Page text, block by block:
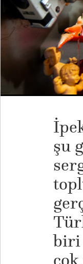
şu
biri